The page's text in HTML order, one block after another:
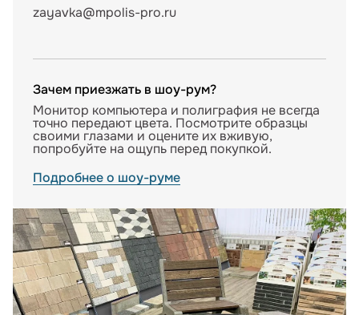
zayavka@mpolis-pro.ru
Зачем приезжать в шоу-рум?
Монитор компьютера и полиграфия не всегда
точно передают цвета. Посмотрите образцы
своими глазами и оцените их вживую,
попробуйте на ощупь перед покупкой.
Подробнее о шоу-руме